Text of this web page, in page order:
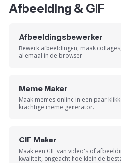
Afbeelding & GIF
Afbeeldingsbewerker
Bewerk afbeeldingen, maak
allemaal in de browser
Meme Maker
Maak memes online in een paar
krachtige meme generator.
GIF Maker
Maak een GIF van video's of
kwaliteit, ongeacht hoe klein de